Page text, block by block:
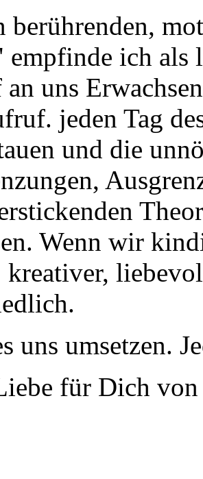
berührenden,
empfinde ich als
uns
jeden Tag
und die
Wenn wir
kreativer,
uns umsetzen.
für Dich von